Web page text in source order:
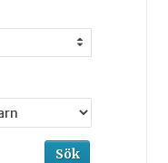
Sök